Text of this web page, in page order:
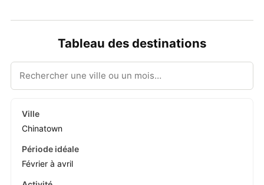
Tableau des destinations
Chinatown
Février à avril